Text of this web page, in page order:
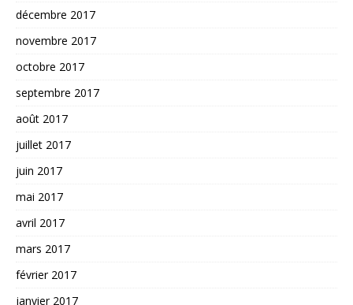
décembre 2017
novembre 2017
octobre 2017
septembre 2017
août 2017
juillet 2017
juin 2017
mai 2017
avril 2017
mars 2017
février 2017
janvier 2017